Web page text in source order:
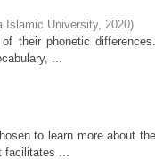
Islamic University, 2020)
their phonetic differences.
...
to learn more about the
facilitates ...